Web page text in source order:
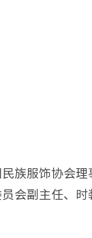
服饰协会
会副主任、时